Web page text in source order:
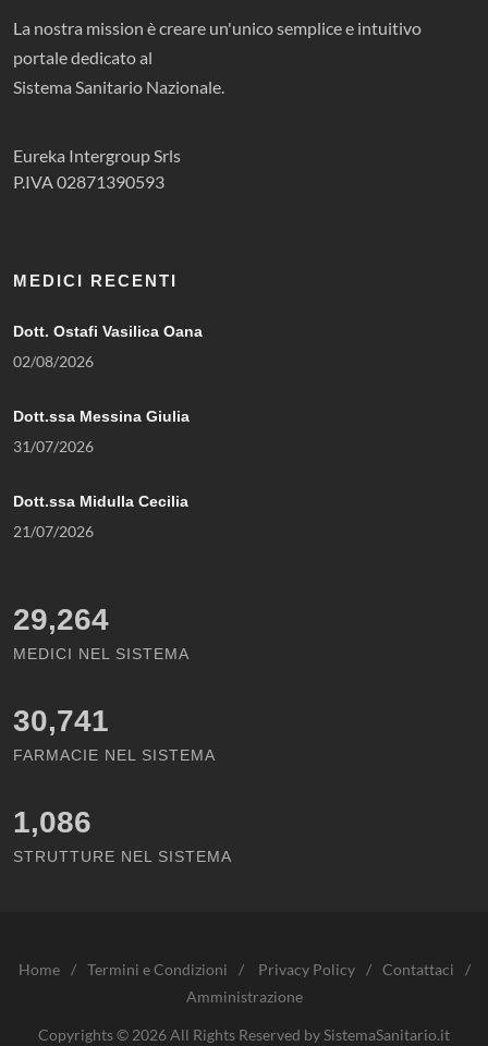
La nostra mission è creare un'unico semplice e intuitivo
portale dedicato al
Sistema Sanitario Nazionale.
Eureka Intergroup Srls
P.IVA 02871390593
MEDICI RECENTI
Dott. Ostafi Vasilica Oana
02/08/2026
Dott.ssa Messina Giulia
31/07/2026
Dott.ssa Midulla Cecilia
21/07/2026
29,264
MEDICI NEL SISTEMA
30,741
FARMACIE NEL SISTEMA
1,086
STRUTTURE NEL SISTEMA
Home / Termini e Condizioni / Privacy Policy / Contattaci
/
Amministrazione
Copyrights © 2026 All Rights Reserved by SistemaSanitario.it